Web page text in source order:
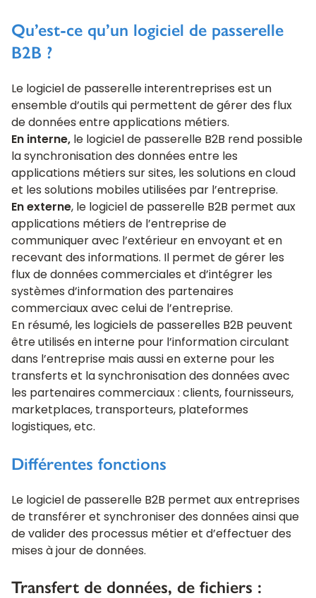
Qu’est-ce qu’un logiciel de passerelle
B2B ?
Le logiciel de passerelle interentreprises est un
ensemble d’outils qui permettent de gérer des flux
de données entre applications métiers.
En interne, le logiciel de passerelle B2B rend possible
la synchronisation des données entre les
applications métiers sur sites, les solutions en cloud
et les solutions mobiles utilisées par l’entreprise.
En externe, le logiciel de passerelle B2B permet aux
applications métiers de l’entreprise de
communiquer avec l’extérieur en envoyant et en
recevant des informations. Il permet de gérer les
flux de données commerciales et d’intégrer les
systèmes d’information des partenaires
commerciaux avec celui de l’entreprise.
En résumé, les logiciels de passerelles B2B peuvent
être utilisés en interne pour l’information circulant
dans l’entreprise mais aussi en externe pour les
transferts et la synchronisation des données avec
les partenaires commerciaux : clients, fournisseurs,
marketplaces, transporteurs, plateformes
logistiques, etc.
Différentes fonctions
Le logiciel de passerelle B2B permet aux entreprises
de transférer et synchroniser des données ainsi que
de valider des processus métier et d’effectuer des
mises à jour de données.
Transfert de données, de fichiers :